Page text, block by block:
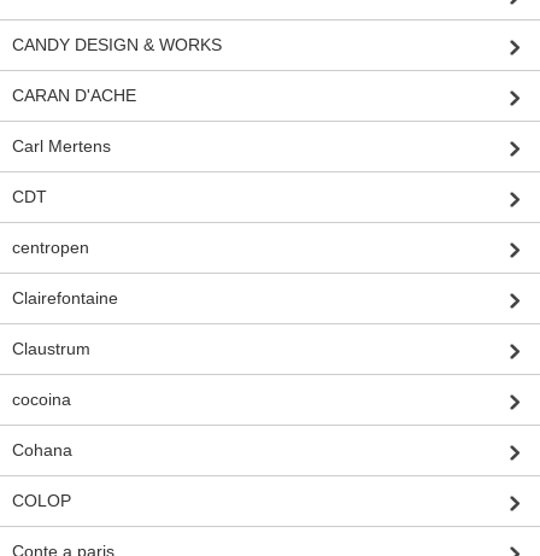
CANDY DESIGN & WORKS
CARAN D'ACHE
Carl Mertens
CDT
centropen
Clairefontaine
Claustrum
cocoina
Cohana
COLOP
Conte a paris